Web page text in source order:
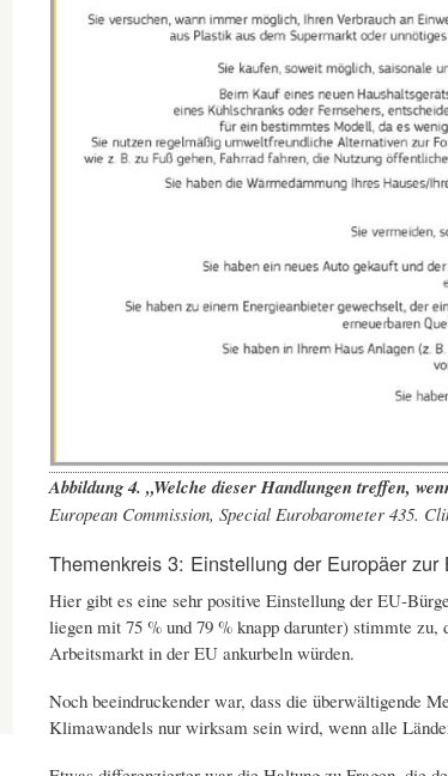
Abbildung 4. „Welche dieser Handlungen treffen,
European Commission, Special Eurobarometer 435.
Themenkreis 3: Einstellung der Europäer
Hier gibt es eine sehr positive Einstellung der EU-
liegen mit 75 % und 79 % knapp darunter) stimmte
Arbeitsmarkt in der EU ankurbeln würden.
Noch beeindruckender war, dass die überwältigende
Klimawandels nur wirksam sein wird, wenn alle